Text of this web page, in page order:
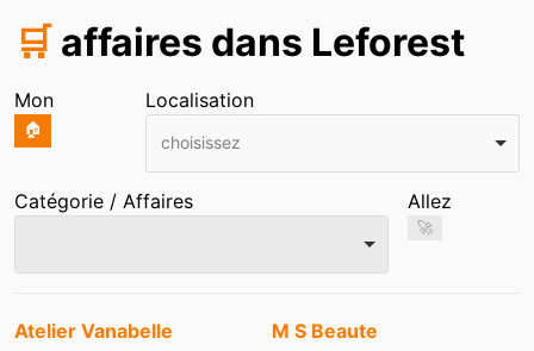
🛒 affaires dans Leforest
Mon
🏠
Localisation
choisissez
Catégorie / Affaires Allez
🚀
Entrées
Atelier Vanabelle M S Beaute